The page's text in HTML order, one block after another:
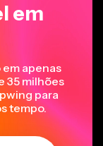
em
apenas
35 milhões
para
tempo.